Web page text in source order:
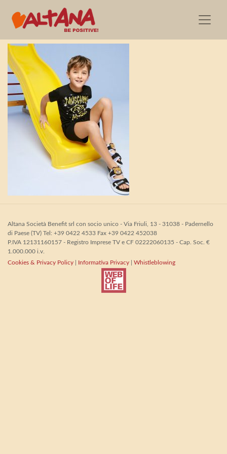
Altana Società Benefit srl con socio unico - Via Friuli, 13 - 31038 - Padernello
di Paese (TV) Tel: +39 0422 4533 Fax +39 0422 452038
P.IVA 12131160157 - Registro Imprese TV e CF 02222060135 - Cap. Soc. €
1.000.000 i.v.
Cookies & Privacy Policy
Informativa Privacy Whistleblowing